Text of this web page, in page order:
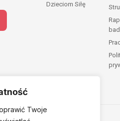
Twoje
Dzieciom Siłę